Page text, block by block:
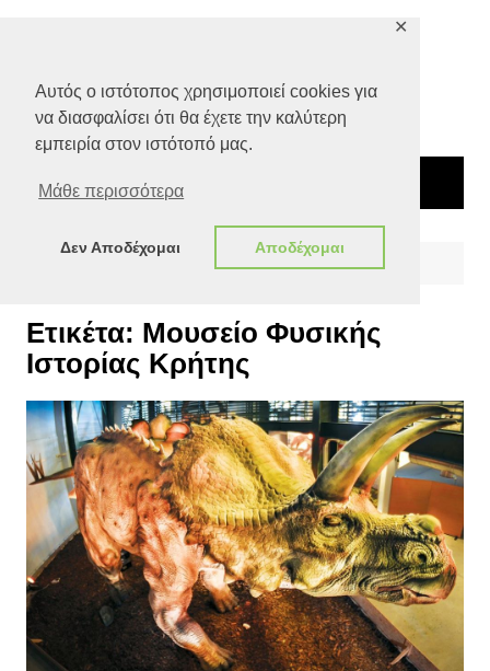
Αυτός ο ιστότοπος χρησιμοποιεί cookies για
να διασφαλίσει ότι θα έχετε την καλύτερη
εμπειρία στον ιστότοπό μας.
Μάθε περισσότερα
Δεν Αποδέχομαι Αποδέχομαι
✕
Μουσείο Φυσικής Ιστορίας Κρήτης
Ετικέτα: Μουσείο Φυσικής
Ιστορίας Κρήτης